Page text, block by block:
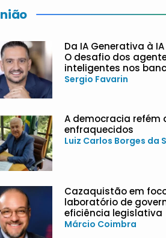
Da IA Generativa à
O desafio dos
inteligentes nos
Sergio Favarin
A democracia refém
enfraquecidos
Luiz Carlos Borges da
Cazaquistão em
laboratório de
eficiência legislativa
Márcio Coimbra